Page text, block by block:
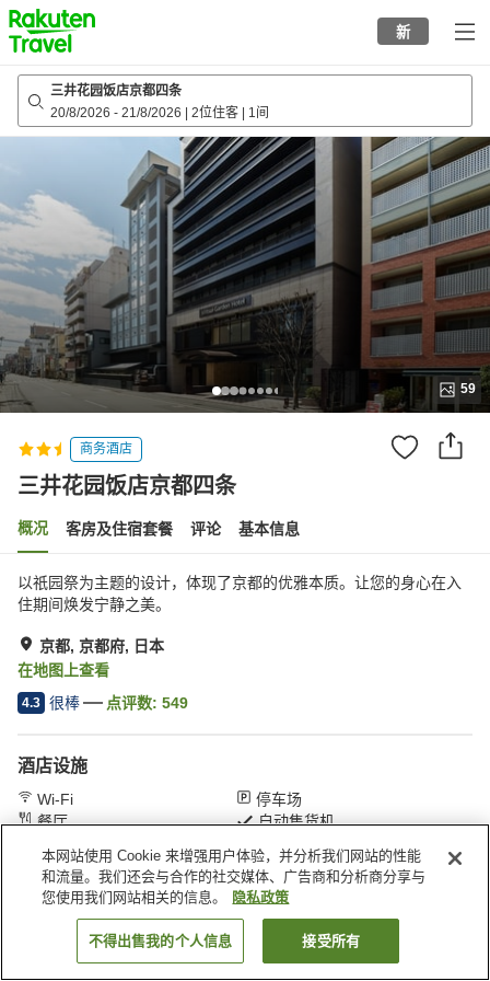
to
top
page
新
三井花园饭店京都四条
20/8/2026 - 21/8/2026 2位住客 1间
59
商务酒店
三井花园饭店京都四条
概况 客房及住宿套餐 评论 基本信息
以祇园祭为主题的设计，体现了京都的优雅本质。让您的身心在入
住期间焕发宁静之美。
京都, 京都府, 日本
在地图上查看
4.3 很棒 点评数: 549
酒店设施
Wi-Fi
停车场
餐厅
自动售货机
首页 日本 京都府 京都 三井花园饭店京都四条
搜索客房
本网站使用 Cookie 来增强用户体验，并分析我们网站的性能
和流量。我们还会与合作的社交媒体、广告商和分析商分享与
您使用我们网站相关的信息。
隐私政策
不得出售我的个人信息 接受所有